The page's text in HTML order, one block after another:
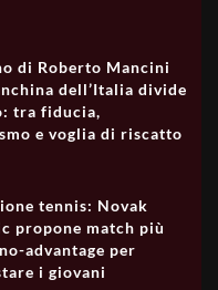
di Roberto Mancini
dell’Italia divide
tra fiducia,
e voglia di riscatto
tennis: Novak
propone match più
advantage per
i giovani